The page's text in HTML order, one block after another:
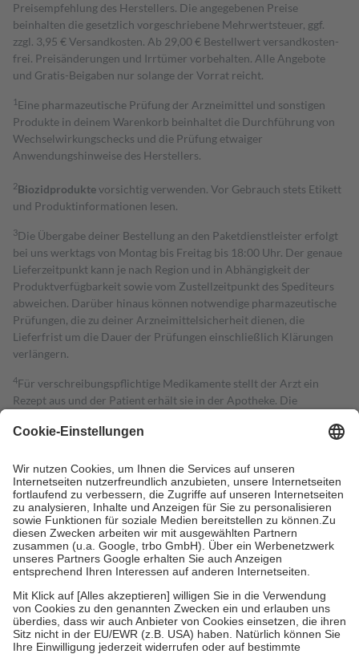
Preisempfehlung des Herstellers. Die angegebenen Preise
beinhalten die gesetzlich vorgeschriebene Mehrwertsteuer, ggf.
zzgl. 3,95 € Versandkosten. Ab 29,00 € Bestell­wert versand­kosten­
frei. Preisänderungen und Irrtümer vorbehalten. Alle Angebote
und Gratis-Beigaben nur solange der Vorrat reicht.
1 Eine pharmazeutische Prüfung der Arzneimittel und sonstigen
Produkte in deinem Warenkorb beinhaltet die Durchführung von
Wechselwirkungschecks und die Prüfung etwaiger
Anwendungshinweise des Herstellers.
2Biozidproduktevorsichtig verwenden. Vor Gebrauch stets Etikett
und Produktinformationen lesen.
3Die Übergabe deiner Bestellung an den Paketdienstleister erfolgt
bei uns werktags von Montag bis Freitag bis 18:00 Uhr. Der genaue
Lieferzeitpunkt kann je nach Region und in Abhängigkeit der
Produktverfügbarkeit sowie vom Zustellzeitpunkt des Spediteurs
abweichen. Darüber hinaus können notwendige pharmazeutische
Prüfungen, die zu deiner Arzneimittelsicherheit dienen, die
Lieferfrist um die Dauer der Prüfungen einschließlich Klärungen
verlängern.
4Für verschreibungspflichtige Medikamente stellt der Arzt ein
Rezept aus und der Patient erhält sie in der Apotheke. Die
Kosten dafür, der Versicherte trägt einen Teil davon als Zuzahlung
Grundsätzlich leisten Mitglieder Zuzahlungen in Höhe von zehn
Prozent des Abgabepreises,mindestensjedochfünf Euround
höchstens zehn Euro.Es sind jedoch nie mehr als die tatsächlichen
Kosten der Leistung zu entrichten.
Diese Regeln gelten grundsätzlich auch für Online-Apotheken.
Bei Heilmitteln und häuslicher Krankenpflege beträgt die
Zuzahlung zehn Prozent der Kosten sowie zehn Euro je
Um das Engagement der Versicherten für ihre eigene Gesundheit zu
stärken und die besondere Stellung der Familie zu unterstützen,
fallenkeine Zuzahlungen an bei: